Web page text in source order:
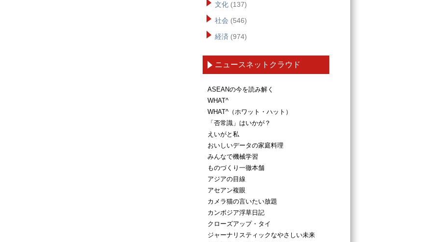
文化 (137)
社会 (546)
経済 (974)
ニュースネットクラウド
ASEANの今を読み解く
WHAT^
WHAT^（ホワット・ハット）
「否常識」はいかが？
えいがと私
おいしいデータの家庭料理
みんなで機械学習
ものづくり一徹本舗
アジアの目線
アセアン複眼
カメラ猫の言いたい放題
カンボジア浮草日記
クローズアップ・タイ
ジャーナリスティックなやさしい未来